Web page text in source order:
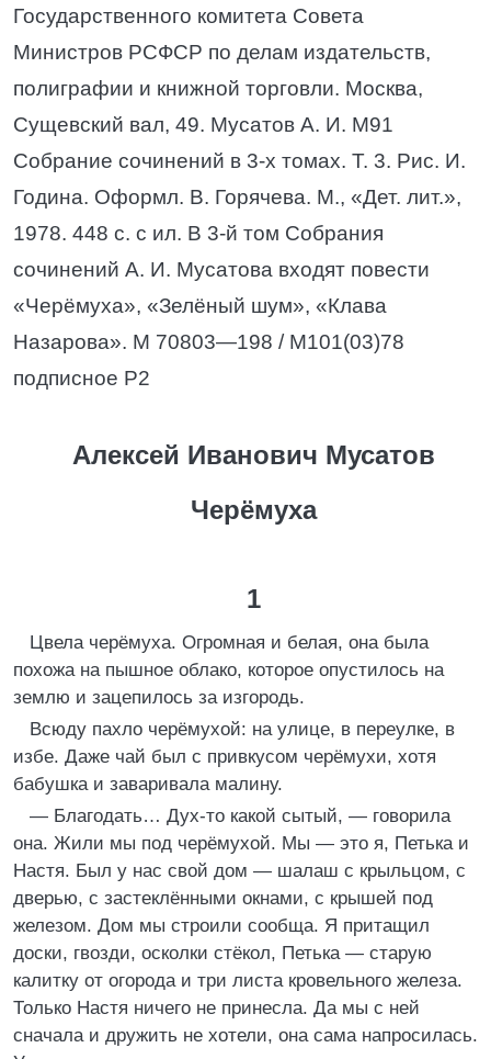
Государственного комитета Совета
Министров РСФСР по делам издательств,
полиграфии и книжной торговли. Москва,
Сущевский вал, 49. Мусатов А. И. М91
Собрание сочинений в 3-х томах. Т. 3. Рис. И.
Година. Оформл. В. Горячева. М., «Дет. лит.»,
1978. 448 с. с ил. В 3-й том Собрания
сочинений А. И. Мусатова входят повести
«Черёмуха», «Зелёный шум», «Клава
Назарова». М 70803—198 / М101(03)78
подписное Р2
Алексей Иванович Мусатов
Черёмуха
1
Цвела черёмуха. Огромная и белая, она была
похожа на пышное облако, которое опустилось на
землю и зацепилось за изгородь.
Всюду пахло черёмухой: на улице, в переулке, в
избе. Даже чай был с привкусом черёмухи, хотя
бабушка и заваривала малину.
— Благодать… Дух-то какой сытый, — говорила
она. Жили мы под черёмухой. Мы — это я, Петька и
Настя. Был у нас свой дом — шалаш с крыльцом, с
дверью, с застеклёнными окнами, с крышей под
железом. Дом мы строили сообща. Я притащил
доски, гвозди, осколки стёкол, Петька — старую
калитку от огорода и три листа кровельного железа.
Только Настя ничего не принесла. Да мы с ней
сначала и дружить не хотели, она сама напросилась.